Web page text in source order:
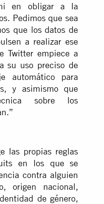
en obligar a la
Pedimos que sea
que los datos de
a realizar ese
Twitter empiece a
su uso preciso de
automático para
y asimismo que
sobre los
las propias reglas
en los que se
contra alguien
origen nacional,
de género,